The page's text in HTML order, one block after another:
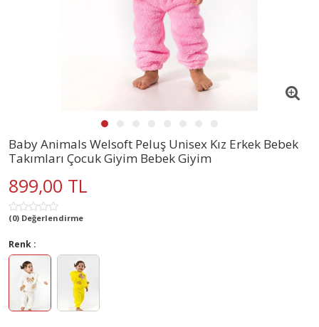
Baby Animals Welsoft Peluş Unisex Kız Erkek Bebek
Takımları Çocuk Giyim Bebek Giyim
899,00 TL
(0) Değerlendirme
Renk :